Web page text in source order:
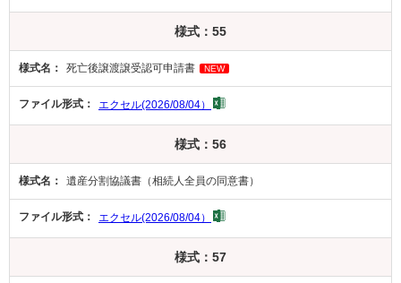
様式：55
死亡後譲渡譲受認可申請書 NEW
エクセル(2026/08/04）
様式：56
遺産分割協議書（相続人全員の同意書）
エクセル(2026/08/04）
様式：57